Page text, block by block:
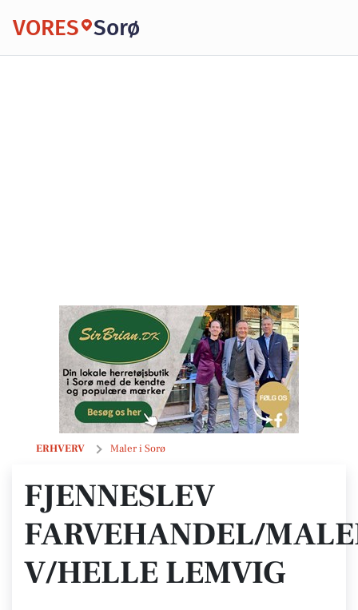
VORES Sorø
ERHVERV Maler i Sorø
Fjenneslev Farvehandel/malerfirma v/Helle Lemvig
FJENNESLEV
FARVEHANDEL/
V/HELLE LEMVIG